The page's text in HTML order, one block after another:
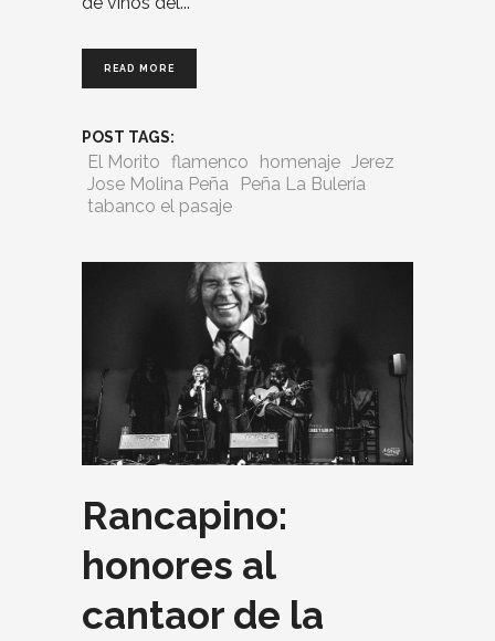
READ MORE
POST TAGS:
El Morito flamenco homenaje Jerez
Jose Molina Peña
Peña La Bulería
tabanco el pasaje
Rancapino:
honores al
cantaor de la